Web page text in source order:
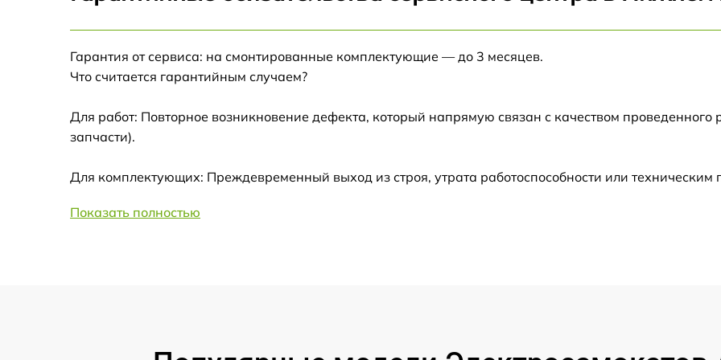
Ремонт платы управления
(восстановление)
от 60 мин
Гидроизоляция от 60 мин
Гарантия от сервиса: на смонтированные комплектующие — до 3 месяцев.
Что считается гарантийным случаем?
Для работ: Повторное возникновение дефекта, который напрямую связан с качеством
запчасти).
Для комплектующих: Преждевременный выход из строя, утрата работоспособности или
Показать полностью